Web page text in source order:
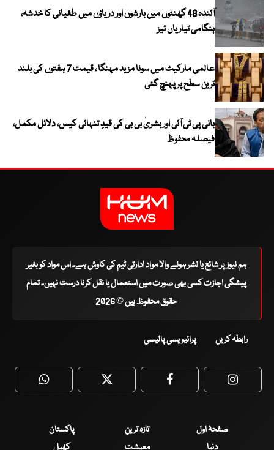
آئندہ 48 گھنٹوں میں بارشوں اور دریاؤں میں طغیانی کا خدشہ،
ہنگامی تیاریاں تیز
عالمی مارکیٹ میں سونا مزید مہنگا ، قیمت 7 ہفتوں کی بلند
ترین سطح پر پہنچ گئی
بانی پی ٹی آئی اور بشریٰ بی بی کی قیدِ تنہائی کیس، دلائل مکمل،
فیصلہ محفوظ
ہم نیوز پر شائع یا نشر ہونے والا مواد ادارتی ٹیم کی کاوش ہے۔ اس مواد کو بغیر
پیشگی اجازت کسی بھی صورت میں استعمال یا نقل کرنا درست نہیں۔ تمام
حقوق محفوظ ہیں © 2026
رابطہ کریں پرائیویسی پالیسی
WhatsApp Twitter Facebook
صفحۂ اول تازہ ترین
پاکستان